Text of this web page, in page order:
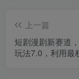
上一篇
短剧漫剧新赛道
玩法7.0，利用最